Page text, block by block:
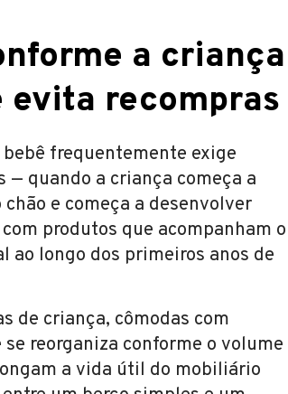
a criança
evita recompras
frequentemente exige
— quando a criança começa a
e começa a desenvolver
produtos que acompanham o
longo dos primeiros anos de
de criança, cômodas com
reorganiza conforme o volume
a vida útil do mobiliário